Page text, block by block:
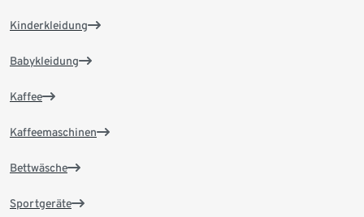
Kinderkleidung
Babykleidung
Kaffee
Kaffeemaschinen
Bettwäsche
Sportgeräte